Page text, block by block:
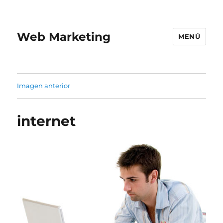
Web Marketing MENÚ
Imagen anterior
internet